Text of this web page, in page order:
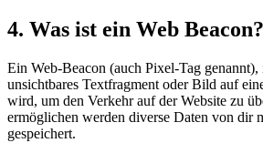
4. Was ist ein Web Beacon?
Ein Web-Beacon (auch Pixel-Tag genannt),
unsichtbares Textfragment oder Bild auf
wird, um den Verkehr auf der Website zu
ermöglichen werden diverse Daten von dir
gespeichert.